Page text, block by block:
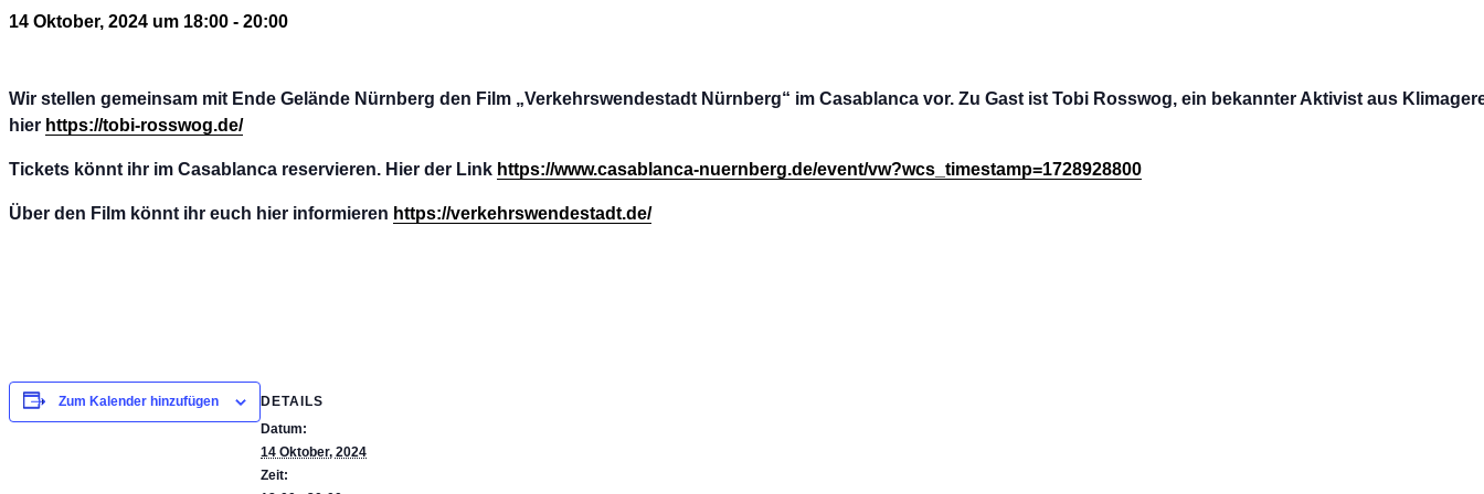
14 Oktober, 2024 um 18:00 - 20:00
Wir stellen gemeinsam mit Ende Gelände Nürnberg den Film „Verkehrswendestadt Nürnberg“ im Casablanca vor. Zu Gast ist Tobi Rosswog, ein bekannter Aktivist aus
hier https://tobi-rosswog.de/
Tickets könnt ihr im Casablanca reservieren. Hier der Link https://www.casablanca-nuernberg.de/event/vw?wcs_timestamp=1728928800
Über den Film könnt ihr euch hier informieren https://verkehrswendestadt.de/
Zum Kalender hinzufügen
DETAILS
Datum:
14 Oktober, 2024
Zeit: